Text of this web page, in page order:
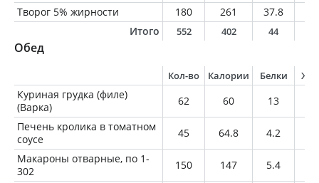
Творог 5% жирности
180 261 37.8
Итого
552 402 44
Обед
Кол-во Калории Белки
Куриная грудка (филе)
(Варка)
62 60 13
Печень кролика в томатном
соусе
45 64.8 4.2
Макароны отварные, по 1-
302
150 147 5.4